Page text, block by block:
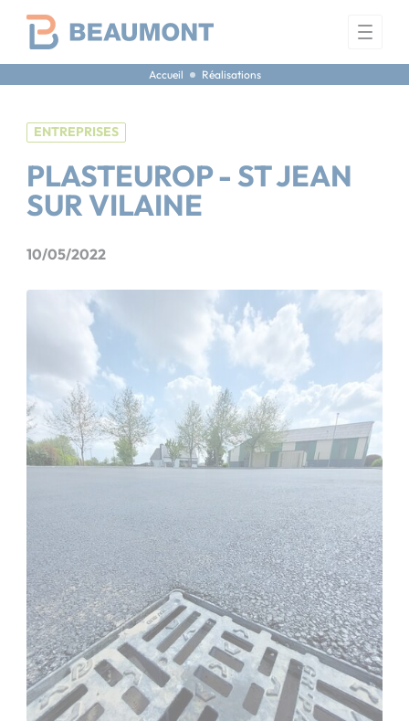
Accueil Réalisations
ENTREPRISES
PLASTEUROP - ST JEAN
SUR VILAINE
10/05/2022